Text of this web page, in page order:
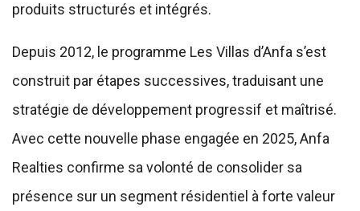
produits structurés et intégrés.
Depuis 2012, le programme Les Villas d’Anfa s’est
construit par étapes successives, traduisant une
stratégie de développement progressif et maîtrisé.
Avec cette nouvelle phase engagée en 2025, Anfa
Realties confirme sa volonté de consolider sa
présence sur un segment résidentiel à forte valeur